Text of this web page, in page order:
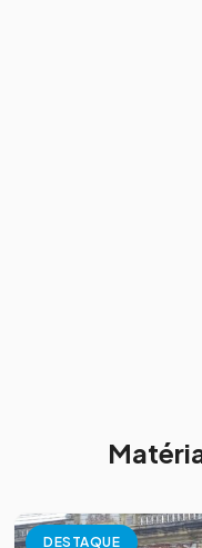
DESTAQUE